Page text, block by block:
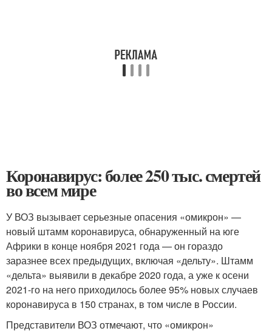
Коронавирус: более 250 тыс. смертей
во всем мире
У ВОЗ вызывает серьезные опасения «омикрон» —
новый штамм коронавируса, обнаруженный на юге
Африки в конце ноября 2021 года — он гораздо
заразнее всех предыдущих, включая «дельту». Штамм
«дельта» выявили в декабре 2020 года, а уже к осени
2021-го на него приходилось более 95% новых случаев
коронавируса в 150 странах, в том числе в России.
Представители ВОЗ отмечают, что «омикрон»